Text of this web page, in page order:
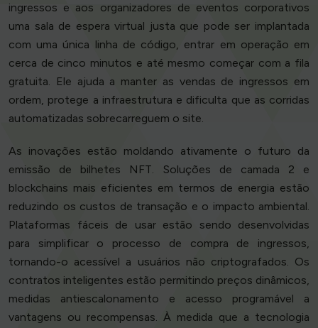
ingressos e aos organizadores de eventos corporativos
uma sala de espera virtual justa que pode ser implantada
com uma única linha de código, entrar em operação em
cerca de cinco minutos e até mesmo começar com a fila
gratuita. Ele ajuda a manter as vendas de ingressos em
ordem, protege a infraestrutura e dificulta que as corridas
automatizadas sobrecarreguem o site.
As inovações estão moldando ativamente o futuro da
emissão de bilhetes NFT. Soluções de camada 2 e
blockchains mais eficientes em termos de energia estão
reduzindo os custos de transação e o impacto ambiental.
Plataformas fáceis de usar estão sendo desenvolvidas
para simplificar o processo de compra de ingressos,
tornando-o acessível a usuários não criptografados. Os
contratos inteligentes estão permitindo preços dinâmicos,
medidas antiescalonamento e acesso programável a
vantagens ou recompensas. À medida que a tecnologia